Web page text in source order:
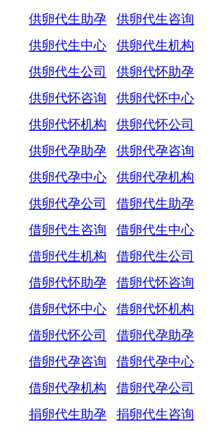
供卵代生助孕
供卵代生咨询
供卵代生中心
供卵代生机构
供卵代生公司
供卵代怀助孕
供卵代怀咨询
供卵代怀中心
供卵代怀机构
供卵代怀公司
供卵代孕助孕
供卵代孕咨询
供卵代孕中心
供卵代孕机构
供卵代孕公司
借卵代生助孕
借卵代生咨询
借卵代生中心
借卵代生机构
借卵代生公司
借卵代怀助孕
借卵代怀咨询
借卵代怀中心
借卵代怀机构
借卵代怀公司
借卵代孕助孕
借卵代孕咨询
借卵代孕中心
借卵代孕机构
借卵代孕公司
捐卵代生助孕
捐卵代生咨询